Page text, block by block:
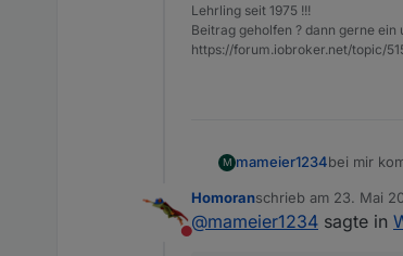
Lehrling seit 1975 !!!
Beitrag geholfen ? dann gerne
https://forum.iobroker.net/topic/
M mameier1234bei mir
Nicht stören
Homoranschrieb am 23. Mai
zuletzt editiert von
@mameier1234 sagte in